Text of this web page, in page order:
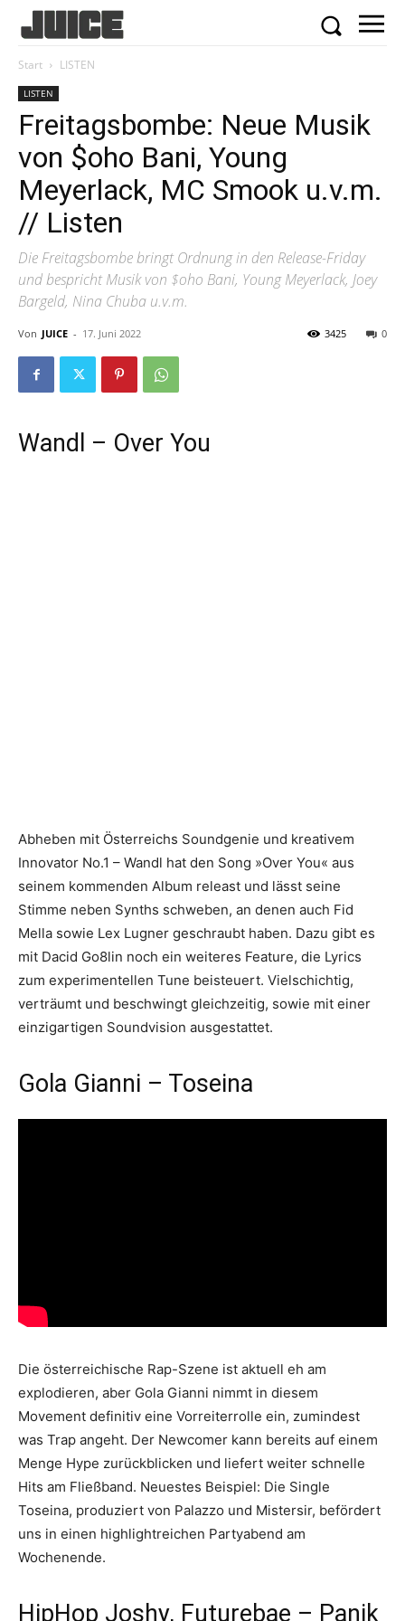
Start LISTEN
LISTEN
Freitagsbombe: Neue Musik
von $oho Bani, Young
Meyerlack, MC Smook u.v.m.
// Listen
Die Freitagsbombe bringt Ordnung in den Release-Friday
und bespricht Musik von $oho Bani, Young Meyerlack, Joey
Bargeld, Nina Chuba u.v.m.
Von JUICE - 17. Juni 2022 0
3425
Wandl – Over You
Abheben mit Österreichs Soundgenie und kreativem
Innovator No.1 – Wandl hat den Song »Over You« aus
seinem kommenden Album releast und lässt seine
Stimme neben Synths schweben, an denen auch Fid
Mella sowie Lex Lugner geschraubt haben. Dazu gibt es
mit Dacid Go8lin noch ein weiteres Feature, die Lyrics
zum experimentellen Tune beisteuert. Vielschichtig,
verträumt und beschwingt gleichzeitig, sowie mit einer
einzigartigen Soundvision ausgestattet.
Gola Gianni – Toseina
Die österreichische Rap-Szene ist aktuell eh am
explodieren, aber Gola Gianni nimmt in diesem
Movement definitiv eine Vorreiterrolle ein, zumindest
was Trap angeht. Der Newcomer kann bereits auf einem
Menge Hype zurückblicken und liefert weiter schnelle
Hits am Fließband. Neuestes Beispiel: Die Single
Toseina, produziert von Palazzo und Mistersir, befördert
uns in einen highlightreichen Partyabend am
Wochenende.
HipHop Joshy, Futurebae – Panik